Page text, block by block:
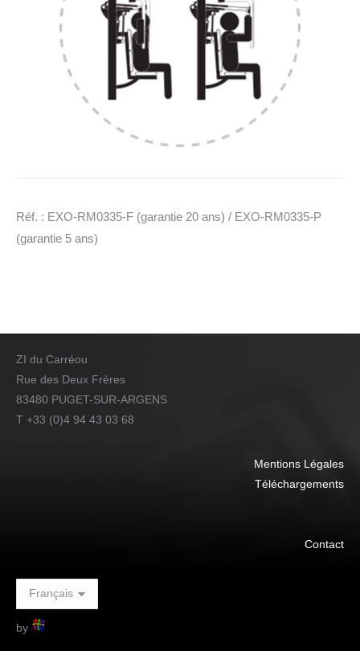
Réf. : EXO-RM0335-F (garantie 20 ans) / EXO-RM0335-P
(garantie 5 ans)
ZI du Carréou
Rue des Deux Frères
83480 PUGET-SUR-ARGENS
T +33 (0)4 94 43 03 68
Mentions Légales
Téléchargements
Contact
by